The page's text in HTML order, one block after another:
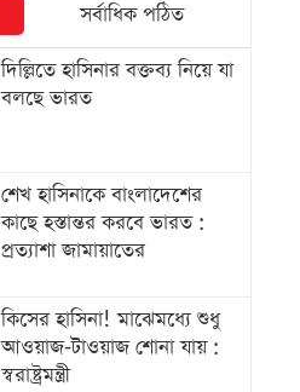
সর্বাধিক পঠিত
দিল্লিতে হাসিনার বক্তব্য নিয়ে যা
বলছে ভারত
শেখ হাসিনাকে বাংলাদেশের
কাছে হস্তান্তর করবে ভারত :
প্রত্যাশা জামায়াতের
কিসের হাসিনা! মাঝেমধ্যে শুধু
আওয়াজ-টাওয়াজ শোনা যায় :
স্বরাষ্ট্রমন্ত্রী